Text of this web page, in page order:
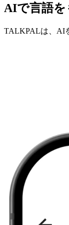
AIで言語を
TALKPALは、AI